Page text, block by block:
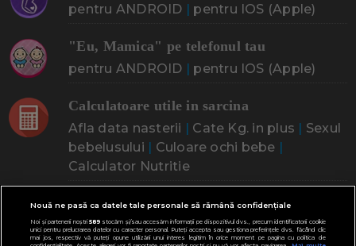
pentru ANDROID | pentru IOS (Apple)
"Eu, Mamica" pe telefonul tau
pentru ANDROID | pentru IOS (Apple)
Calculatoare utile in sarcina
Afla data nasterii | Cate Kg. in plus | Sexul
bebelusului | Culoare ochi bebe |
Calculator Nutritie
CINE ESTI? CE CAUTI?
Nouă ne pasă ca datele tale personale să rămână confidențiale
Noi și partenerii noștri589stocăm și/sau accesăm informații pe dispozitivul dvs., precum identificatorii cookie
unici pentru prelucrarea datelor cu caracter personal. Puteți accepta sau gestiona preferințele dvs. făcând clic
mai jos, respectiv vă puteți opune utilizării unui interes legitim în orice moment pe pagina cu politica de